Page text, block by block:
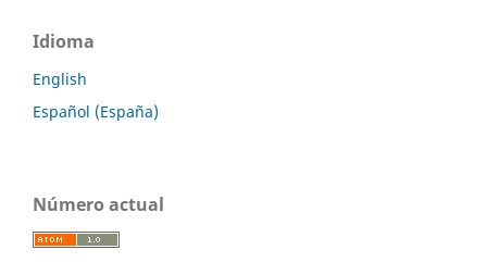
Idioma
English
Español (España)
Número actual